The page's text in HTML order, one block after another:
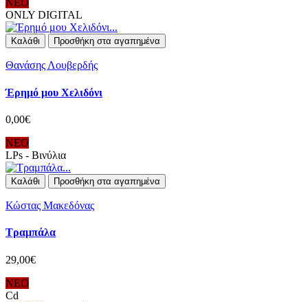
ΝΕΟ
ONLY DIGITAL
Καλάθι Προσθήκη στα αγαπημένα
Θανάσης Λουβερδής
Έρημό μου Χελιδόνι
0,00€
ΝΕΟ
LPs - Βινύλια
Καλάθι Προσθήκη στα αγαπημένα
Κώστας Μακεδόνας
Τραμπάλα
29,00€
ΝΕΟ
Cd